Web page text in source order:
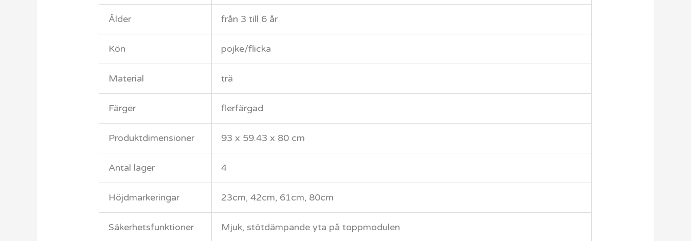
Ålder från 3 till 6 år
Kön pojke/flicka
Material trä
Färger flerfärgad
Produktdimensioner 93 x 59.43 x 80 cm
Antal lager 4
Höjdmarkeringar 23cm, 42cm, 61cm, 80cm
Säkerhetsfunktioner Mjuk, stötdämpande yta på toppmodulen